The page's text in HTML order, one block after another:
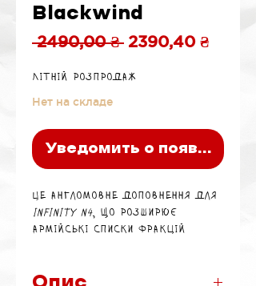
Blackwind
2490,00 ₴ Обычная
2390,40 ₴
Літній розпродаж
Нет на складе
Уведомить о появлении
Це англомовне доповнення для
Infinity N4, що розширює
армійські списки фракцій
додаючи 6 нових металевих